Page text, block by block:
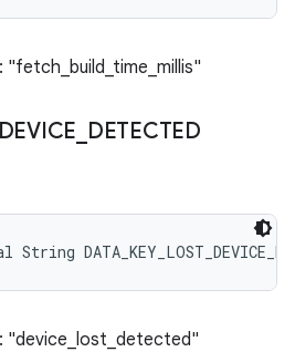
"fetch_build_time_millis"
DEVICE DETECTED
"device_lost_detected"